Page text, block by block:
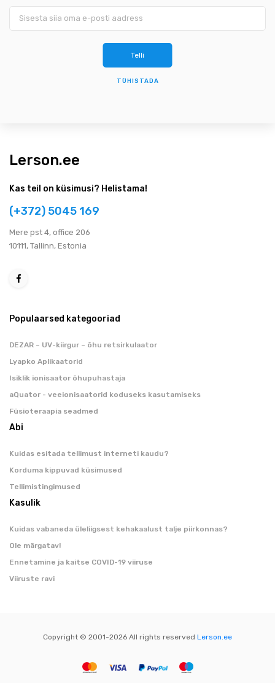
TÜHISTADA
Lerson.ee
Kas teil on küsimusi? Helistama!
(+372) 5045 169
Мere pst 4, office 206
10111, Tallinn, Estonia
Populaarsed kategooriad
DEZAR – UV-kiirgur – õhu retsirkulaator
Lyapko Aplikaatorid
Isiklik ionisaator õhupuhastaja
aQuator - veeionisaatorid koduseks kasutamiseks
Füsioteraapia seadmed
Abi
Kuidas esitada tellimust interneti kaudu?
Korduma kippuvad küsimused
Tellimistingimused
Kasulik
Kuidas vabaneda üleliigsest kehakaalust talje piirkonnas?
Ole märgatav!
Ennetamine ja kaitse COVID-19 viiruse
Viiruste ravi
Copyright © 2001-2026 All rights reserved Lerson.ee